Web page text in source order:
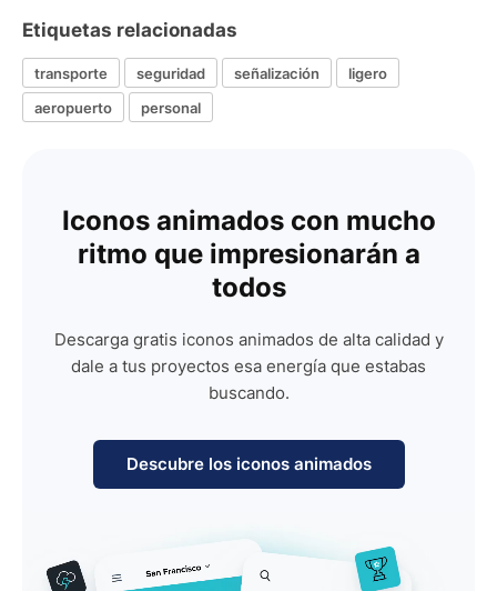
Etiquetas relacionadas
transporte seguridad señalización
ligero
aeropuerto
personal
Iconos animados con mucho
ritmo que impresionarán a
todos
Descarga gratis iconos animados de alta calidad y
dale a tus proyectos esa energía que estabas
buscando.
Descubre los iconos animados